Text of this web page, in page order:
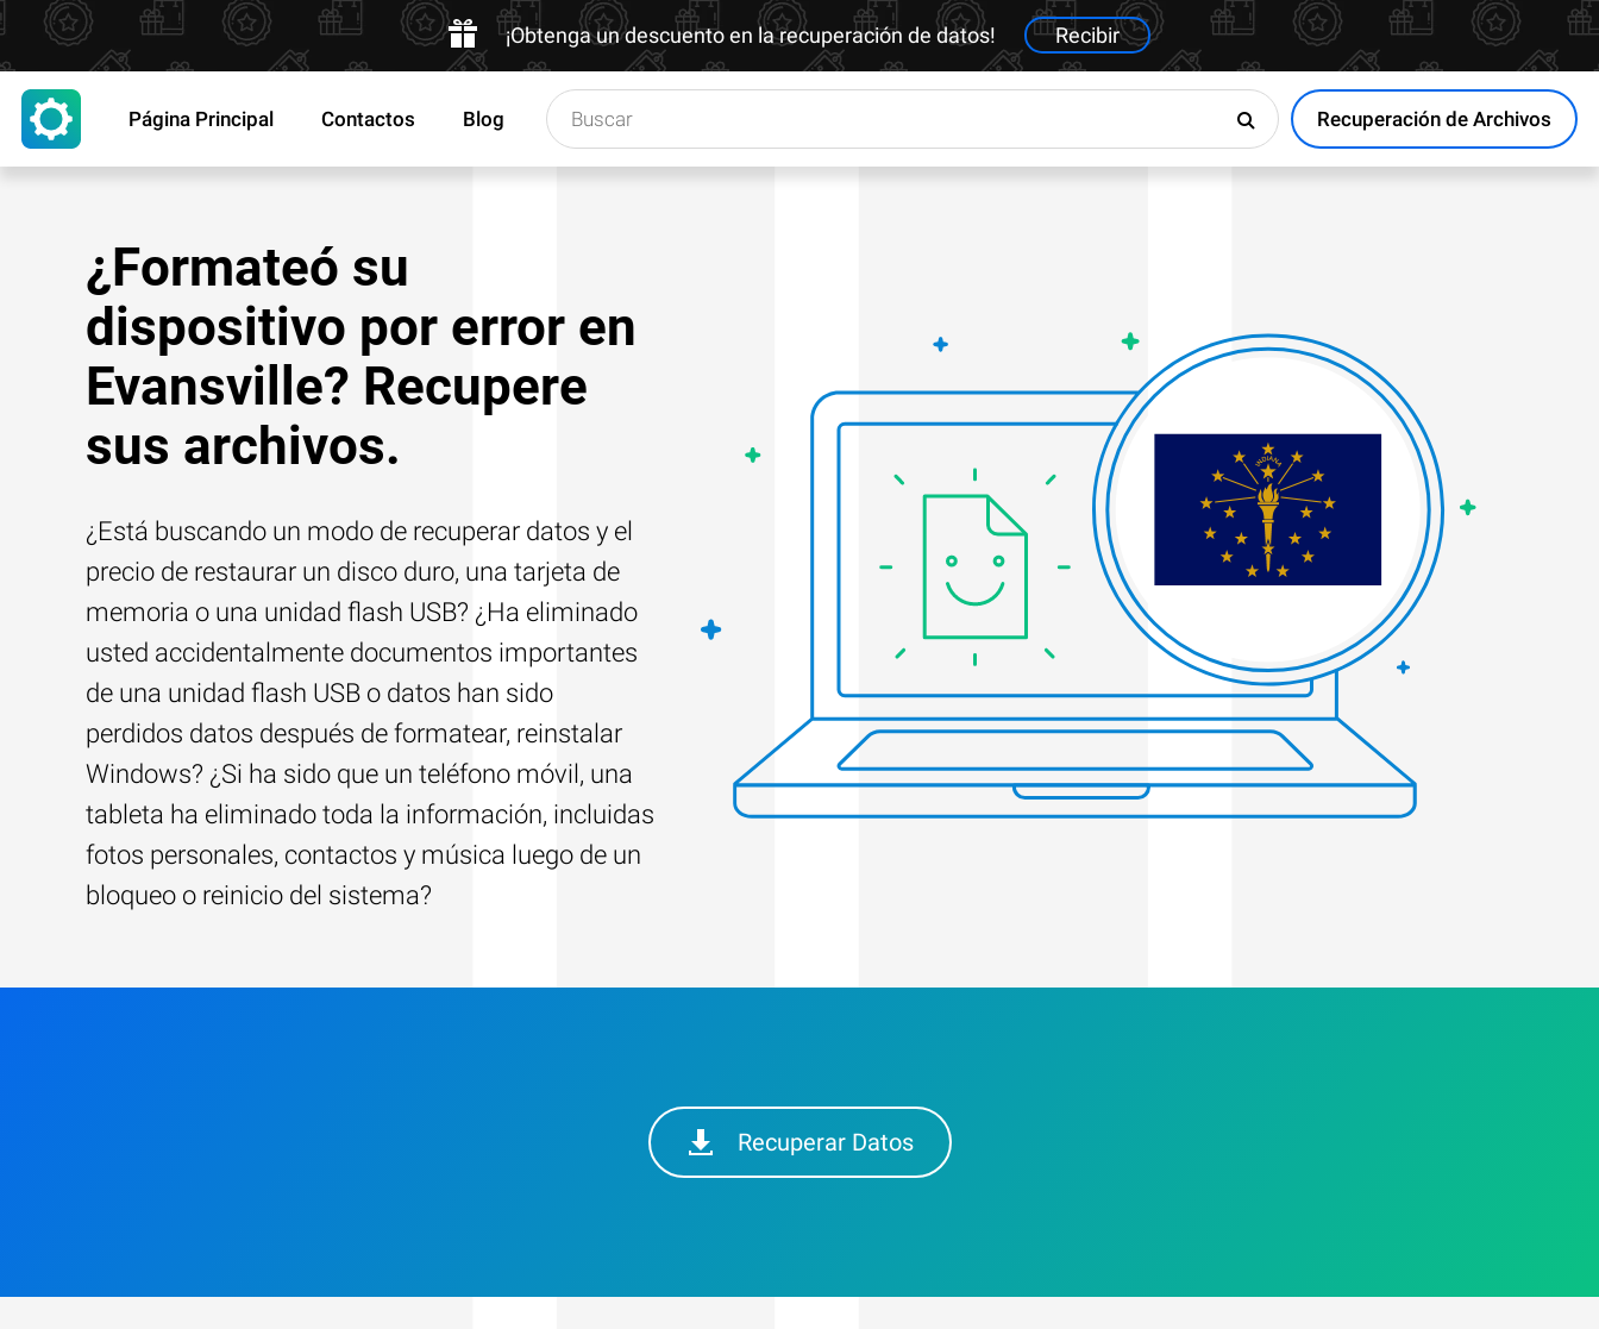
¡Obtenga un descuento en la recuperación de datos! Recibir
Recuperación de Archivos
Página Principal Contactos Blog
¿Formateó su
dispositivo por error en
Evansville? Recupere
sus archivos.
¿Está buscando un modo de recuperar datos y el
precio de restaurar un disco duro, una tarjeta de
memoria o una unidad flash USB? ¿Ha eliminado
usted accidentalmente documentos importantes
de una unidad flash USB o datos han sido
perdidos datos después de formatear, reinstalar
Windows? ¿Si ha sido que un teléfono móvil, una
tableta ha eliminado toda la información, incluidas
fotos personales, contactos y música luego de un
bloqueo o reinicio del sistema?
Recuperar Datos